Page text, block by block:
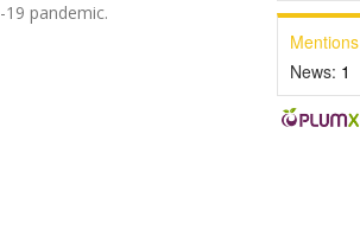
pandemic.
Mentions
News: 1